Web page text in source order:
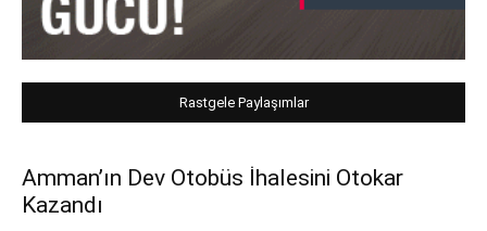
Rastgele Paylaşımlar
Amman’ın Dev Otobüs İhalesini Otokar
Kazandı